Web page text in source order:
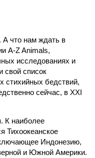
А что нам ждать в
A-Z Animals,
исследованиях и
свой список
стихийных бедствий,
сейчас, в XXI
К наиболее
Тихоокеанское
Индонезию,
и Южной Америки.